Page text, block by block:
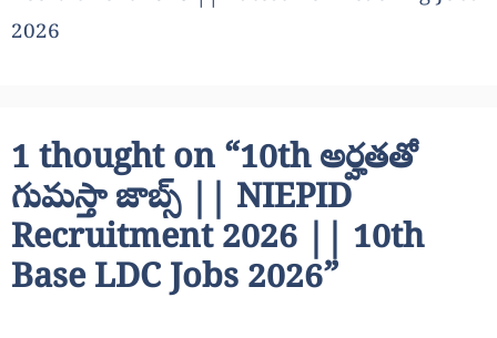
2026
1 thought on “10th అర్హతతో
గుమస్తా జాబ్స్ || NIEPID
Recruitment 2026 || 10th
Base LDC Jobs 2026”